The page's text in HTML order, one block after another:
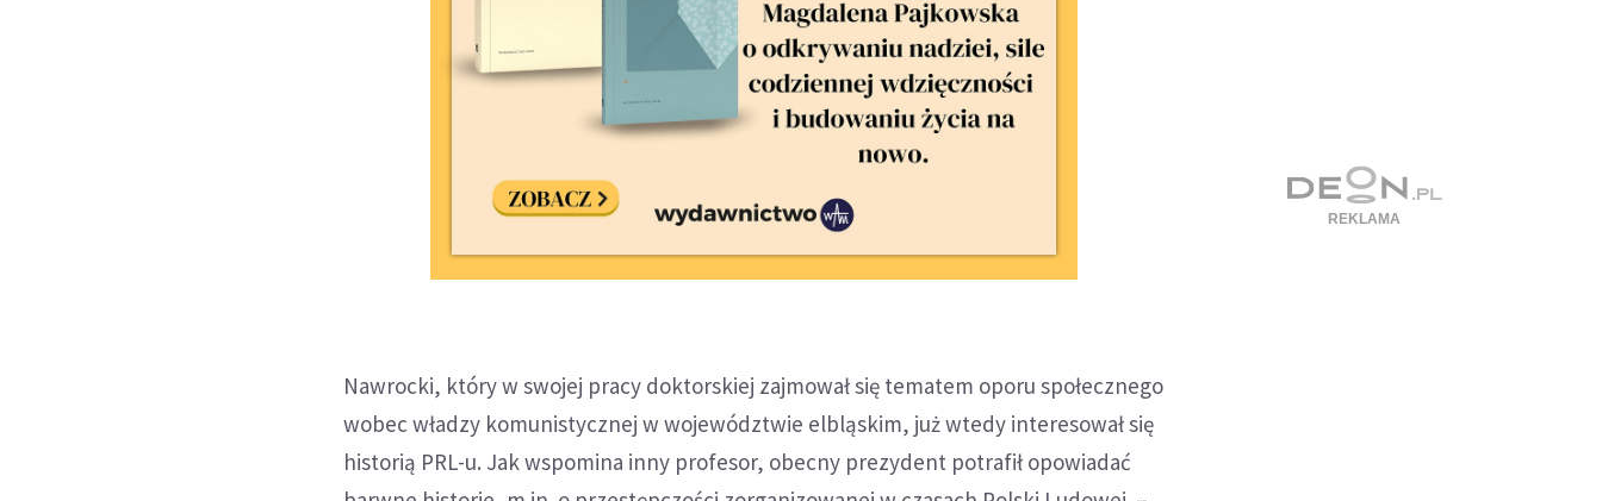
Nawrocki, który w swojej pracy doktorskiej zajmował się tematem oporu społecznego
wobec władzy komunistycznej w województwie elbląskim, już wtedy interesował się
historią PRL-u. Jak wspomina inny profesor, obecny prezydent potrafił opowiadać